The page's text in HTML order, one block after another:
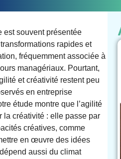
est souvent présentée
rapides et
fréquemment associée à
managériaux. Pourtant,
et créativité restent peu
en entreprise
étude montre que l’agilité
la créativité : elle passe par
créatives, comme
en œuvre des idées
aussi du climat